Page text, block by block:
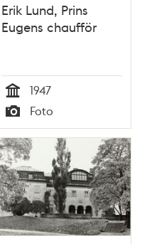
Erik Lund, Prins
Eugens chaufför
Tid
1947
Typ
Foto